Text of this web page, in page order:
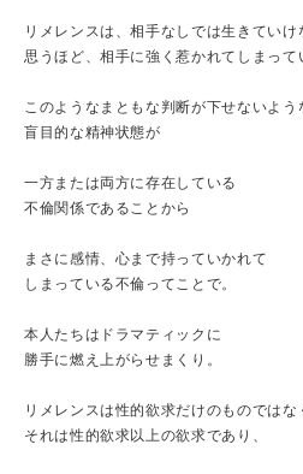
リメレンスは、相手なしでは生きていけ
思うほど、相手に強く惹かれてしまって
このようなまともな判断が下せないよう
盲目的な精神状態が
一方または両方に存在している
不倫関係であることから
まさに感情、心まで持っていかれて
しまっている不倫ってことで。
本人たちはドラマティックに
勝手に燃え上がらせまくり。
リメレンスは性的欲求だけのものではな
それは性的欲求以上の欲求であり、